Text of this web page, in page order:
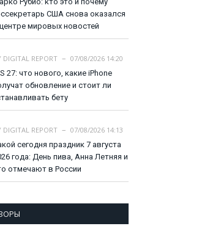
США снова оказался
мировых новостей
DIGITAL REPORT
07/08/2026 14:20
27: что нового, какие iPhone
обновление и стоит ли
бету
DIGITAL REPORT
07/08/2026 14:13
сегодня праздник 7 августа
года: День пива, Анна Летняя и
отмечают в России